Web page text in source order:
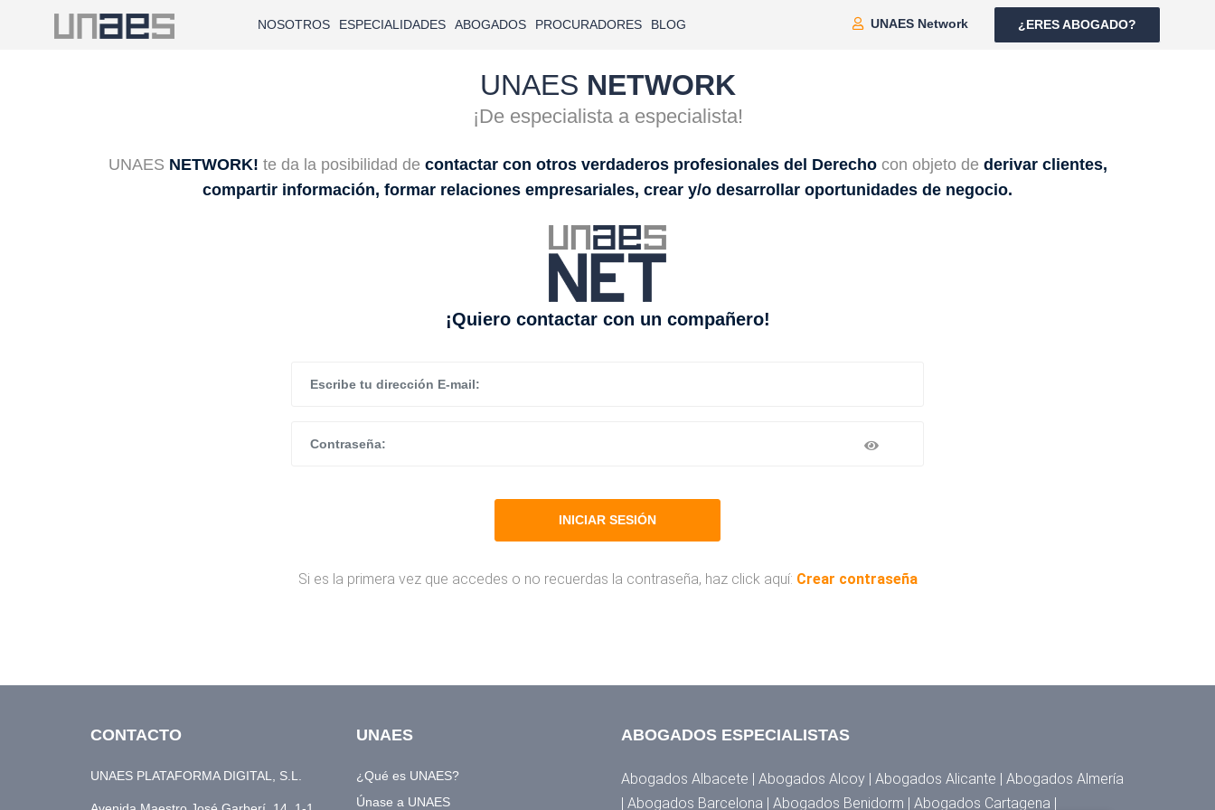
NOSOTROS ESPECIALIDADES ABOGADOS PROCURADORES BLOG UNAES Network ¿ERES ABOGADO?
UNAES NETWORK
¡De especialista a especialista!
UNAES NETWORK! te da la posibilidad de contactar con otros verdaderos profesionales del Derechocon objeto de derivar clientes,
compartir información, formar relaciones empresariales, crear y/o desarrollar oportunidades de negocio.
¡Quiero contactar con un compañero!
Si es la primera vez que accedes o no recuerdas la contraseña, haz click aquí: Crear contraseña
CONTACTO
UNAES PLATAFORMA DIGITAL, S.L.
UNAES
¿Qué es UNAES?
Únase a UNAES
ABOGADOS ESPECIALISTAS
Abogados Albacete | Abogados Alcoy | Abogados Alicante | Abogados Almería
| Abogados Barcelona | Abogados Benidorm | Abogados Cartagena |